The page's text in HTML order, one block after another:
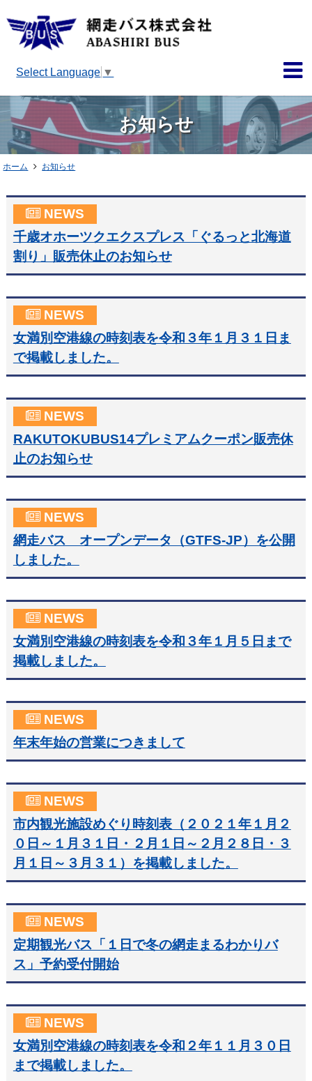
Select Language ▼
お知らせ
ホーム お知らせ
NEWS
千歳オホーツクエクスプレス「ぐるっと北海道
割り」販売休止のお知らせ
NEWS
女満別空港線の時刻表を令和３年１月３１日ま
で掲載しました。
NEWS
RAKUTOKUBUS14プレミアムクーポン販売休
止のお知らせ
NEWS
網走バス オープンデータ（GTFS-JP）を公開
しました。
NEWS
女満別空港線の時刻表を令和３年１月５日まで
掲載しました。
NEWS
年末年始の営業につきまして
NEWS
市内観光施設めぐり時刻表（２０２１年１月２
０日～１月３１日・２月１日～２月２８日・３
月１日～３月３１）を掲載しました。
NEWS
定期観光バス「１日で冬の網走まるわかりバ
ス」予約受付開始
NEWS
女満別空港線の時刻表を令和２年１１月３０日
まで掲載しました。